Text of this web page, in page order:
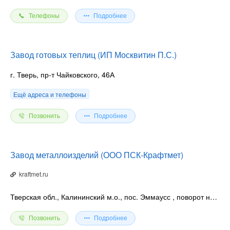
Телефоны Подробнее
Завод готовых теплиц (ИП Москвитин П.С.)
г. Тверь, пр-т Чайковского, 46А
Ещё адреса и телефоны
Позвонить Подробнее
Завод металлоизделий (ООО ПСК-Крафтмет)
kraftmet.ru
Тверская обл., Калининский м.о., пос. Эммаусс , поворот на дер. Прибытково
Позвонить Подробнее